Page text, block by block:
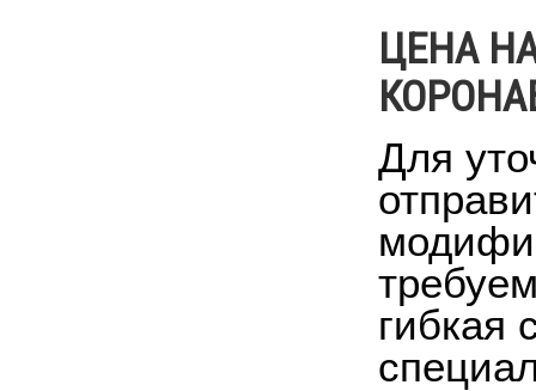
ЦЕНА
Для
гибкая